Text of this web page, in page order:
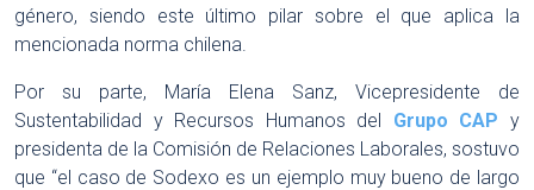
género, siendo este último pilar sobre el que aplica la
mencionada norma chilena.
Por su parte, María Elena Sanz, Vicepresidente de
Sustentabilidad y Recursos Humanos del Grupo CAP y
presidenta de la Comisión de Relaciones Laborales, sostuvo
que “el caso de Sodexo es un ejemplo muy bueno de largo